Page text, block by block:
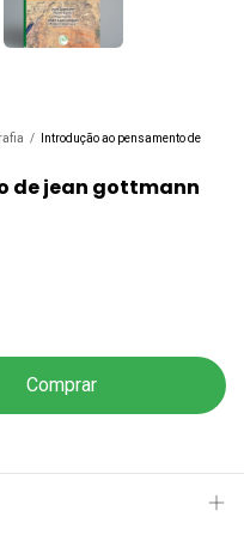
/
Introdução ao pensamento de
de jean gottmann